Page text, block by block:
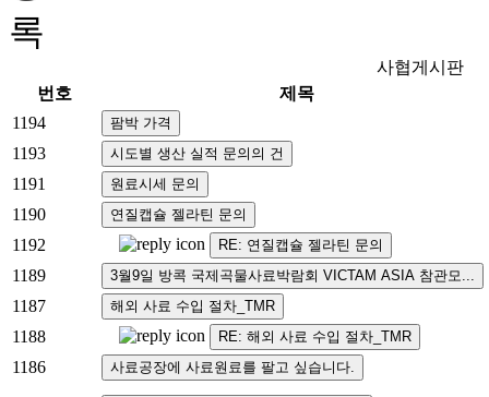
사협게시판
번호
제목
1194
1193
1191
1190
1192
1189
1187
1188
1186